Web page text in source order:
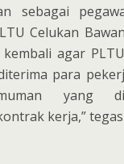
sebagai
Celukan
agar
para
yang
kerja,”